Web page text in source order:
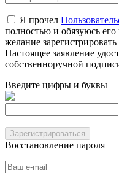
Я прочел
полностью и обязуюсь
желание
Настоящее заявление
собственноручной
Введите цифры и буквы
Зарегистрироваться
Восстановление пароля